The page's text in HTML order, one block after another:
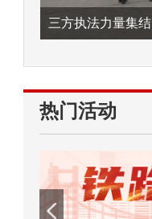
热门活动